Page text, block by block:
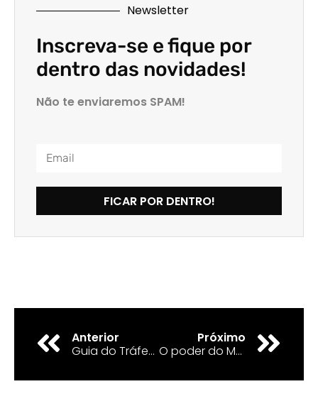
Newsletter
Inscreva-se e fique por
dentro das novidades!
Não te enviaremos SPAM!
FICAR POR DENTRO!
Anterior
Guia do Tráfego Pago para iniciantes
Próximo
O poder do Marketing de Afiliados com Tráfego Pago